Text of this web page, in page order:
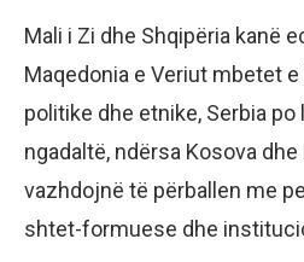
Mali i Zi dhe Shqipëria kanë
Maqedonia e Veriut mbetet
politike dhe etnike, Serbia
ngadaltë, ndërsa Kosova
vazhdojnë të përballen me
shtet-formuese dhe